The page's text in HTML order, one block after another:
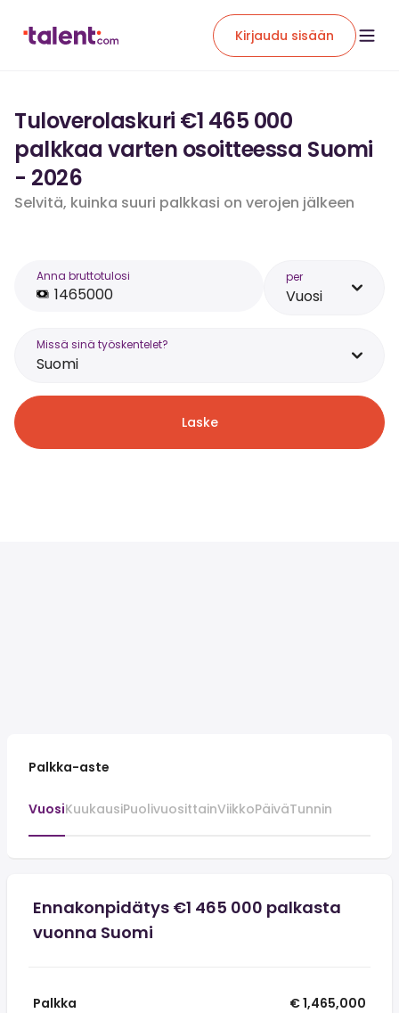
Kirjaudu sisään
Tuloverolaskuri €1 465 000
palkkaa varten osoitteessa Suomi
- 2026
Selvitä, kuinka suuri palkkasi on verojen jälkeen
Anna bruttotulosi per
Vuosi
Missä sinä työskentelet?
Suomi
Laske
Palkka-aste
VuosiKuukausiPuolivuosittainViikkoPäiväTunnin
Ennakonpidätys €1 465 000 palkasta
vuonna Suomi
Palkka
€ 1,465,000